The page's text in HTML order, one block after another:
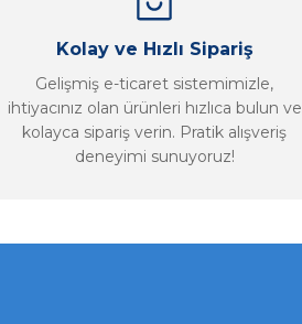
Kolay ve Hızlı Sipariş
Gelişmiş e-ticaret sistemimizle,
ihtiyacınız olan ürünleri hızlıca bulun ve
kolayca sipariş verin. Pratik alışveriş
deneyimi sunuyoruz!